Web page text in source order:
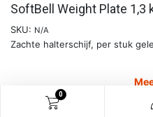
0
SoftBell Weight Plate 1,3
SKU: N/A
Zachte halterschijf, per stuk
18,88